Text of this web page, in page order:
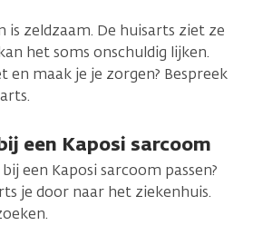
is zeldzaam. De huisarts ziet ze
het soms onschuldig lijken.
maak je je zorgen? Bespreek
een Kaposi sarcoom
een Kaposi sarcoom passen?
je door naar het ziekenhuis.